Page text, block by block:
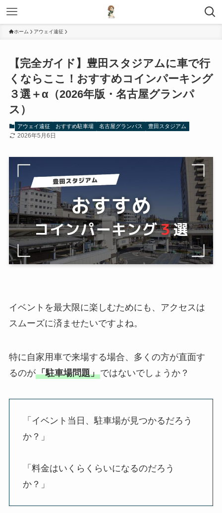
ホーム アウェイ遠征
【完全ガイド】豊田スタジアムに車で行
くならここ！おすすめコインパーキング
３選＋α（2026年版・名古屋グランパ
ス）
アウェイ遠征 おすすめ駐車場 名古屋グランパス 豊田スタジアム
2026年5月6日
イベントを最大限に楽しむためにも、アクセスは
スムーズに済ませたいですよね。
特に自家用車で来場する場合、多くの方が直面す
るのが「駐車場問題」ではないでしょうか？
「イベント当日、駐車場が見つかるだろう
か？」
「料金はいくらくらいになるのだろう
か？」